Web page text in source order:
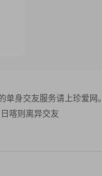
单身交友服务请上珍爱网。
日喀则离异交友